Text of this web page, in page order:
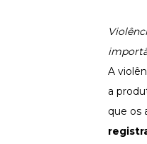
Treinamento
Desenvolva a sua
Materiais
Materiais
Todos os
A
a
que os